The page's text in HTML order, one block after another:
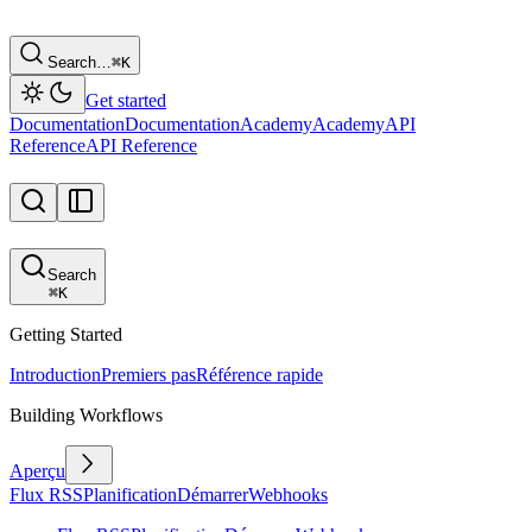
Search…⌘K
Get started
DocumentationDocumentationAcademyAcademyAPI
ReferenceAPI Reference
Search
⌘K
Getting Started
IntroductionPremiers pasRéférence rapide
Building Workflows
Aperçu
Flux RSSPlanificationDémarrerWebhooks